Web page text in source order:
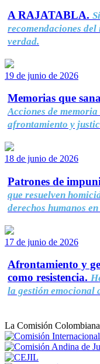
A RAJATABLA.
recomendaciones
verdad.
19 de junio de 2026
Memorias que
Acciones de
afrontamiento y
18 de junio de 2026
Patrones de
que resuelven
derechos humanos
17 de junio de 2026
Afrontamiento y
como resistencia.
la gestión emocional
La Comisión